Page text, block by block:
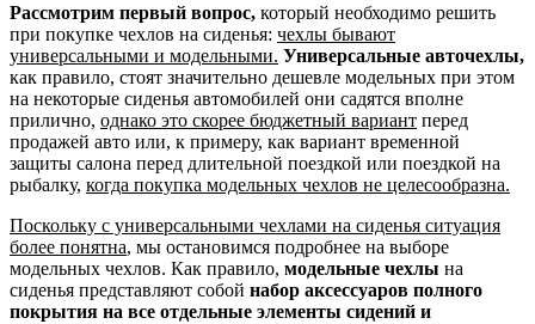
Рассмотрим первый вопрос, который необходимо решить
при покупке чехлов на сиденья: чехлы бывают
универсальными и модельными. Универсальные авточехлы,
как правило, стоят значительно дешевле модельных при этом
на некоторые сиденья автомобилей они садятся вполне
прилично, однако это скорее бюджетный вариант перед
продажей авто или, к примеру, как вариант временной
защиты салона перед длительной поездкой или поездкой на
рыбалку, когда покупка модельных чехлов не целесообразна.
Поскольку с универсальными чехлами на сиденья ситуация
более понятна, мы остановимся подробнее на выборе
модельных чехлов. Как правило, модельные чехлы на
сиденья представляют собой набор аксессуаров полного
покрытия на все отдельные элементы сидений и